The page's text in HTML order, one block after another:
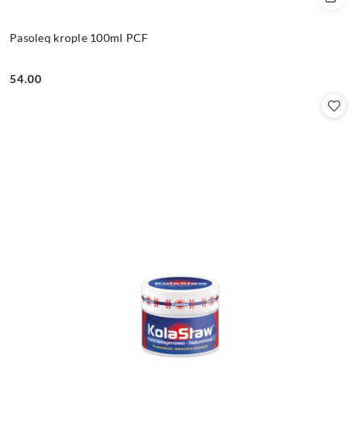
Pasoleq krople 100ml PCF
Cena:
54.00